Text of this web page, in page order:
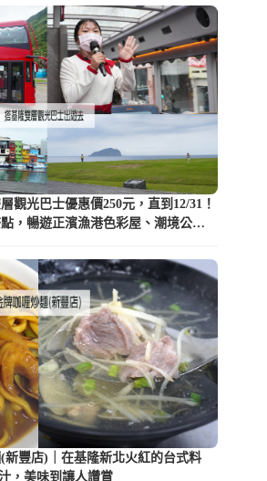
觀光巴士優惠價250元，直到12/31！
，暢遊正濱漁港色彩屋、潮境公園
豐店)｜在基隆新北火紅的台式料
，美味到讓人讚賞